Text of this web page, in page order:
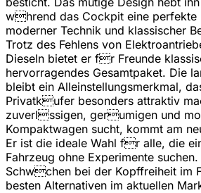
whrend das Cockpit eine perfekte
moderner Technik und klassischer
Trotz des Fehlens von
Dieseln bietet er fr Freunde
hervorragendes Gesamtpaket. Die
bleibt ein Alleinstellungsmerkmal,
Privatkufer besonders attraktiv
zuverlssigen, gerumigen und
Kompaktwagen sucht, kommt am
Er ist die ideale Wahl fr alle, die
Fahrzeug ohne Experimente
Schwchen bei der Kopffreiheit im
besten Alternativen im aktuellen